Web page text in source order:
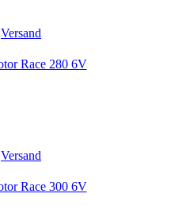
Versand
Versand